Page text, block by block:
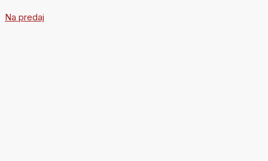
Na predaj